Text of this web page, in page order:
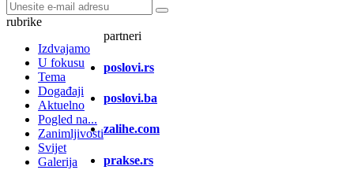
rubrike
Izdvajamo
U fokusu
Tema
Događaji
Aktuelno
Pogled na...
Zanimljivosti
Svijet
Galerija
partneri
poslovi.rs
poslovi.ba
zalihe.com
prakse.rs